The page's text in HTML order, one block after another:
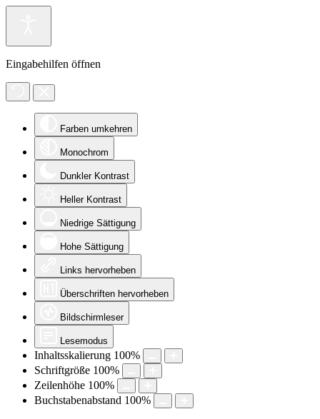
Eingabehilfen öffnen
Farben umkehren
Monochrom
Dunkler Kontrast
Heller Kontrast
Niedrige Sättigung
Hohe Sättigung
Links hervorheben
Überschriften hervorheben
Bildschirmleser
Lesemodus
Inhaltsskalierung 100%
Schriftgröße 100%
Zeilenhöhe 100%
Buchstabenabstand 100%